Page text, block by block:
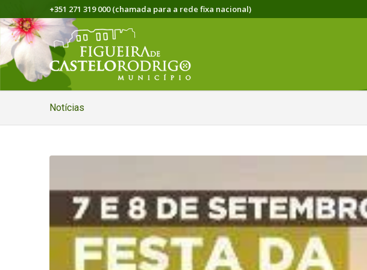
+351 271 319 000 (chamada para a rede fixa nacional)
Notícias